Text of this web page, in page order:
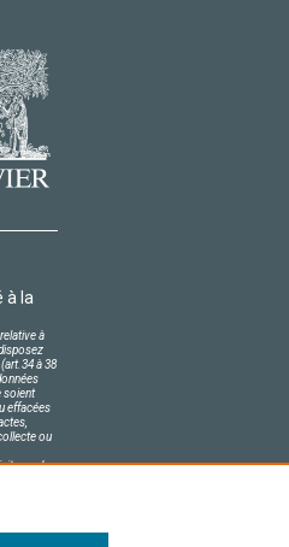
à la
à
à 38
soient
effacées
ou
de